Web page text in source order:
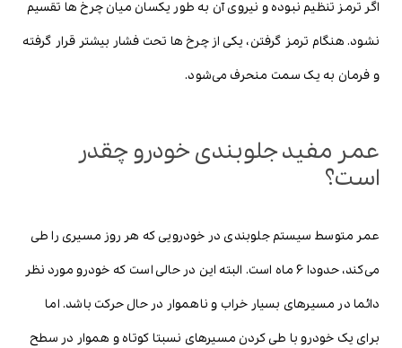
اگر ترمز تنظیم نبوده و نیروی آن به طور یکسان میان چرخ ها تقسیم
نشود. هنگام ترمز گرفتن، یکی از چرخ ها تحت فشار بیشتر قرار گرفته
و فرمان به یک سمت منحرف می‌شود.
عمر مفید جلوبندی خودرو چقدر
است؟
عمر متوسط سیستم جلوبندی در خودرویی که هر روز مسیری را طی
می‌کند، حدودا 6 ماه است. البته این در حالی است که خودرو مورد نظر
دائما در مسیرهای بسیار خراب و ناهموار در حال حرکت باشد. اما
برای یک خودرو با طی کردن مسیرهای نسبتا کوتاه و هموار در سطح